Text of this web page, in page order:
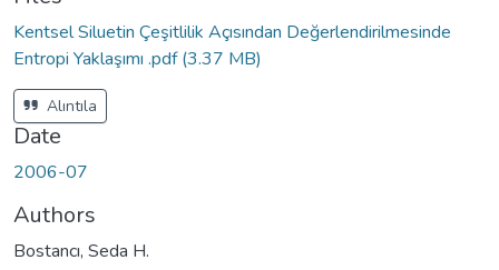
Kentsel Siluetin Çeşitlilik Açısından Değerlendirilmesinde
Entropi Yaklaşımı .pdf(3.37 MB)
Alıntıla
Date
2006-07
Authors
Bostancı, Seda H.